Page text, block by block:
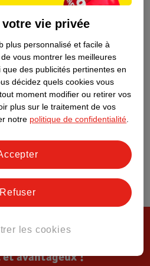
avantageux !
vie privée
plus personnalisé et facile à
vous montrer les meilleures
des publicités pertinentes en
décidez quels cookies vous
moment modifier ou retirer vos
plus sur le traitement de vos
notre politique de confidentialité
les cookies
Refuser